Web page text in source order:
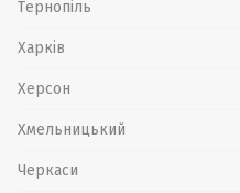
Тернопіль
Харків
Херсон
Хмельницький
Черкаси